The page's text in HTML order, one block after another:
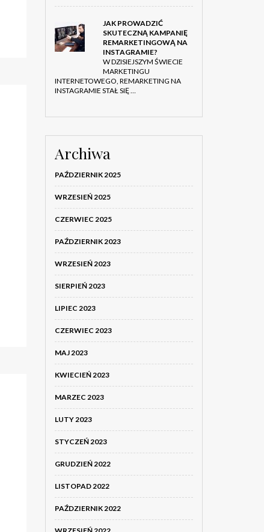
JAK PROWADZIĆ
SKUTECZNĄ KAMPANIĘ
REMARKETINGOWĄ NA
INSTAGRAMIE?
W DZISIEJSZYM ŚWIECIE
MARKETINGU
INTERNETOWEGO, REMARKETING NA
INSTAGRAMIE STAŁ SIĘ …
Archiwa
PAŹDZIERNIK 2025
WRZESIEŃ 2025
CZERWIEC 2025
PAŹDZIERNIK 2023
WRZESIEŃ 2023
SIERPIEŃ 2023
LIPIEC 2023
CZERWIEC 2023
MAJ 2023
KWIECIEŃ 2023
MARZEC 2023
LUTY 2023
STYCZEŃ 2023
GRUDZIEŃ 2022
LISTOPAD 2022
PAŹDZIERNIK 2022